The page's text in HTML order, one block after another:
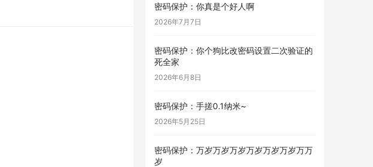
密码保护：你真是个好人啊
2026年7月7日
密码保护：你个狗比改密码设置二次验证的
死全家
2026年6月8日
密码保护：手搓0.1纳米~
2026年5月25日
密码保护：万岁万岁万岁万岁万岁万岁万万
岁